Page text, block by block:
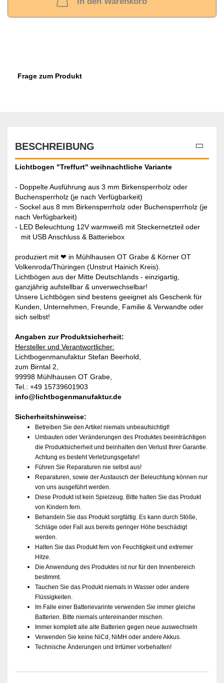
Frage zum Produkt
BESCHREIBUNG
Lichtbogen "Treffurt" weihnachtliche Variante
- Doppelte Ausführung aus 3 mm Birkensperrholz oder
Buchensperrholz (je nach Verfügbarkeit)
- Sockel aus 8 mm Birkensperrholz oder Buchensperrholz (je
nach Verfügbarkeit)
- LED Beleuchtung 12V warmweiß mit Steckernetzteil oder
mit USB Anschluss & Batteriebox
produziert mit ❤ in Mühlhausen OT Grabe & Körner OT
Volkenroda/Thüringen (Unstrut Hainich Kreis).
Lichtbögen aus der Mitte Deutschlands - einzigartig,
ganzjährig aufstellbar & unverwechselbar!
Unsere Lichtbögen sind bestens geeignet als Geschenk für
Kunden, Unternehmen, Freunde, Familie & Verwandte oder
sich selbst!
Angaben zur Produktsicherheit:
Hersteller und Verantwortlicher:
Lichtbogenmanufaktur Stefan Beerhold,
zum Birntal 2,
99998 Mühlhausen OT Grabe,
Tel.: +49 15739601903
info@lichtbogenmanufaktur.de
Sicherheitshinweise:
Betreiben Sie den Artikel niemals unbeaufsichtigt!
Umbauten oder Veränderungen des Produktes beeinträchtigen
die Produktsicherheit und beinhalten den Verlust Ihrer Garantie.
Achtung es besteht Verletzungsgefahr!
Führen Sie Reparaturen nie selbst aus!
Reparaturen, sowie der Austausch der Beleuchtung können nur
von uns ausgeführt werden.
Diese Produkt ist kein Spielzeug. Bitte halten Sie das Produkt
von Kindern fern.
Behandeln Sie das Produkt sorgfältig. Es kann durch Stöße,
Schläge oder Fall aus bereits geringer Höhe beschädigt
werden.
Halten Sie das Produkt fern von Feuchtigkeit und extremer
Hitze.
Die Anwendung des Produktes ist nur für den Innenbereich
bestimmt.
Tauchen Sie das Produkt niemals in Wasser oder andere
Flüssigkeiten.
Im Falle einer Batterievarinte verwenden Sie immer gleiche
Batterien. Bitte niemals untereinander mischen.
Immer komplett alle alte Batterien gegen neue auswechseln
Verwenden Sie keine NiCd, NiMH oder andere Akkus.
Technische Änderungen und Irrtümer vorbehalten!